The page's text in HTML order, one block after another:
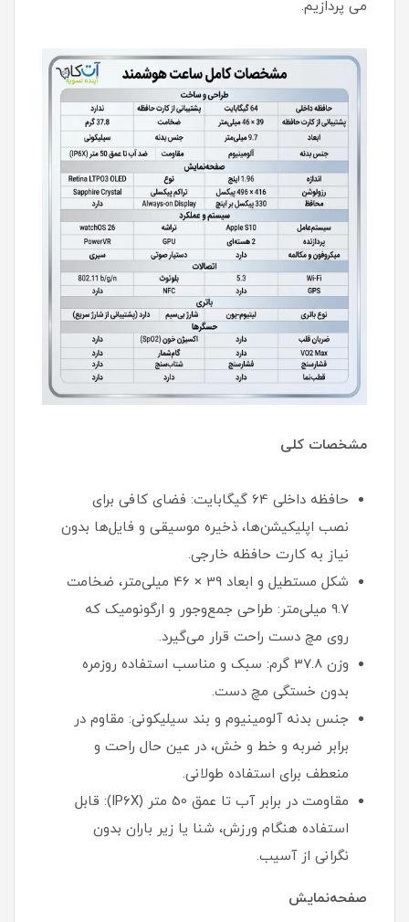
می پردازیم.
مشخصات کلی
حافظه داخلی 64 گیگابایت: فضای کافی برای
نصب اپلیکیشن‌ها، ذخیره موسیقی و فایل‌ها بدون
نیاز به کارت حافظه خارجی.
شکل مستطیل و ابعاد 39 × 46 میلی‌متر، ضخامت
9.7 میلی‌متر: طراحی جمع‌وجور و ارگونومیک که
روی مچ دست راحت قرار می‌گیرد.
وزن 37.8 گرم: سبک و مناسب استفاده روزمره
بدون خستگی مچ دست.
جنس بدنه آلومینیوم و بند سیلیکونی: مقاوم در
برابر ضربه و خط و خش، در عین حال راحت و
منعطف برای استفاده طولانی.
مقاومت در برابر آب تا عمق 50 متر (IP6X): قابل
استفاده هنگام ورزش، شنا یا زیر باران بدون
نگرانی از آسیب.
صفحه‌نمایش